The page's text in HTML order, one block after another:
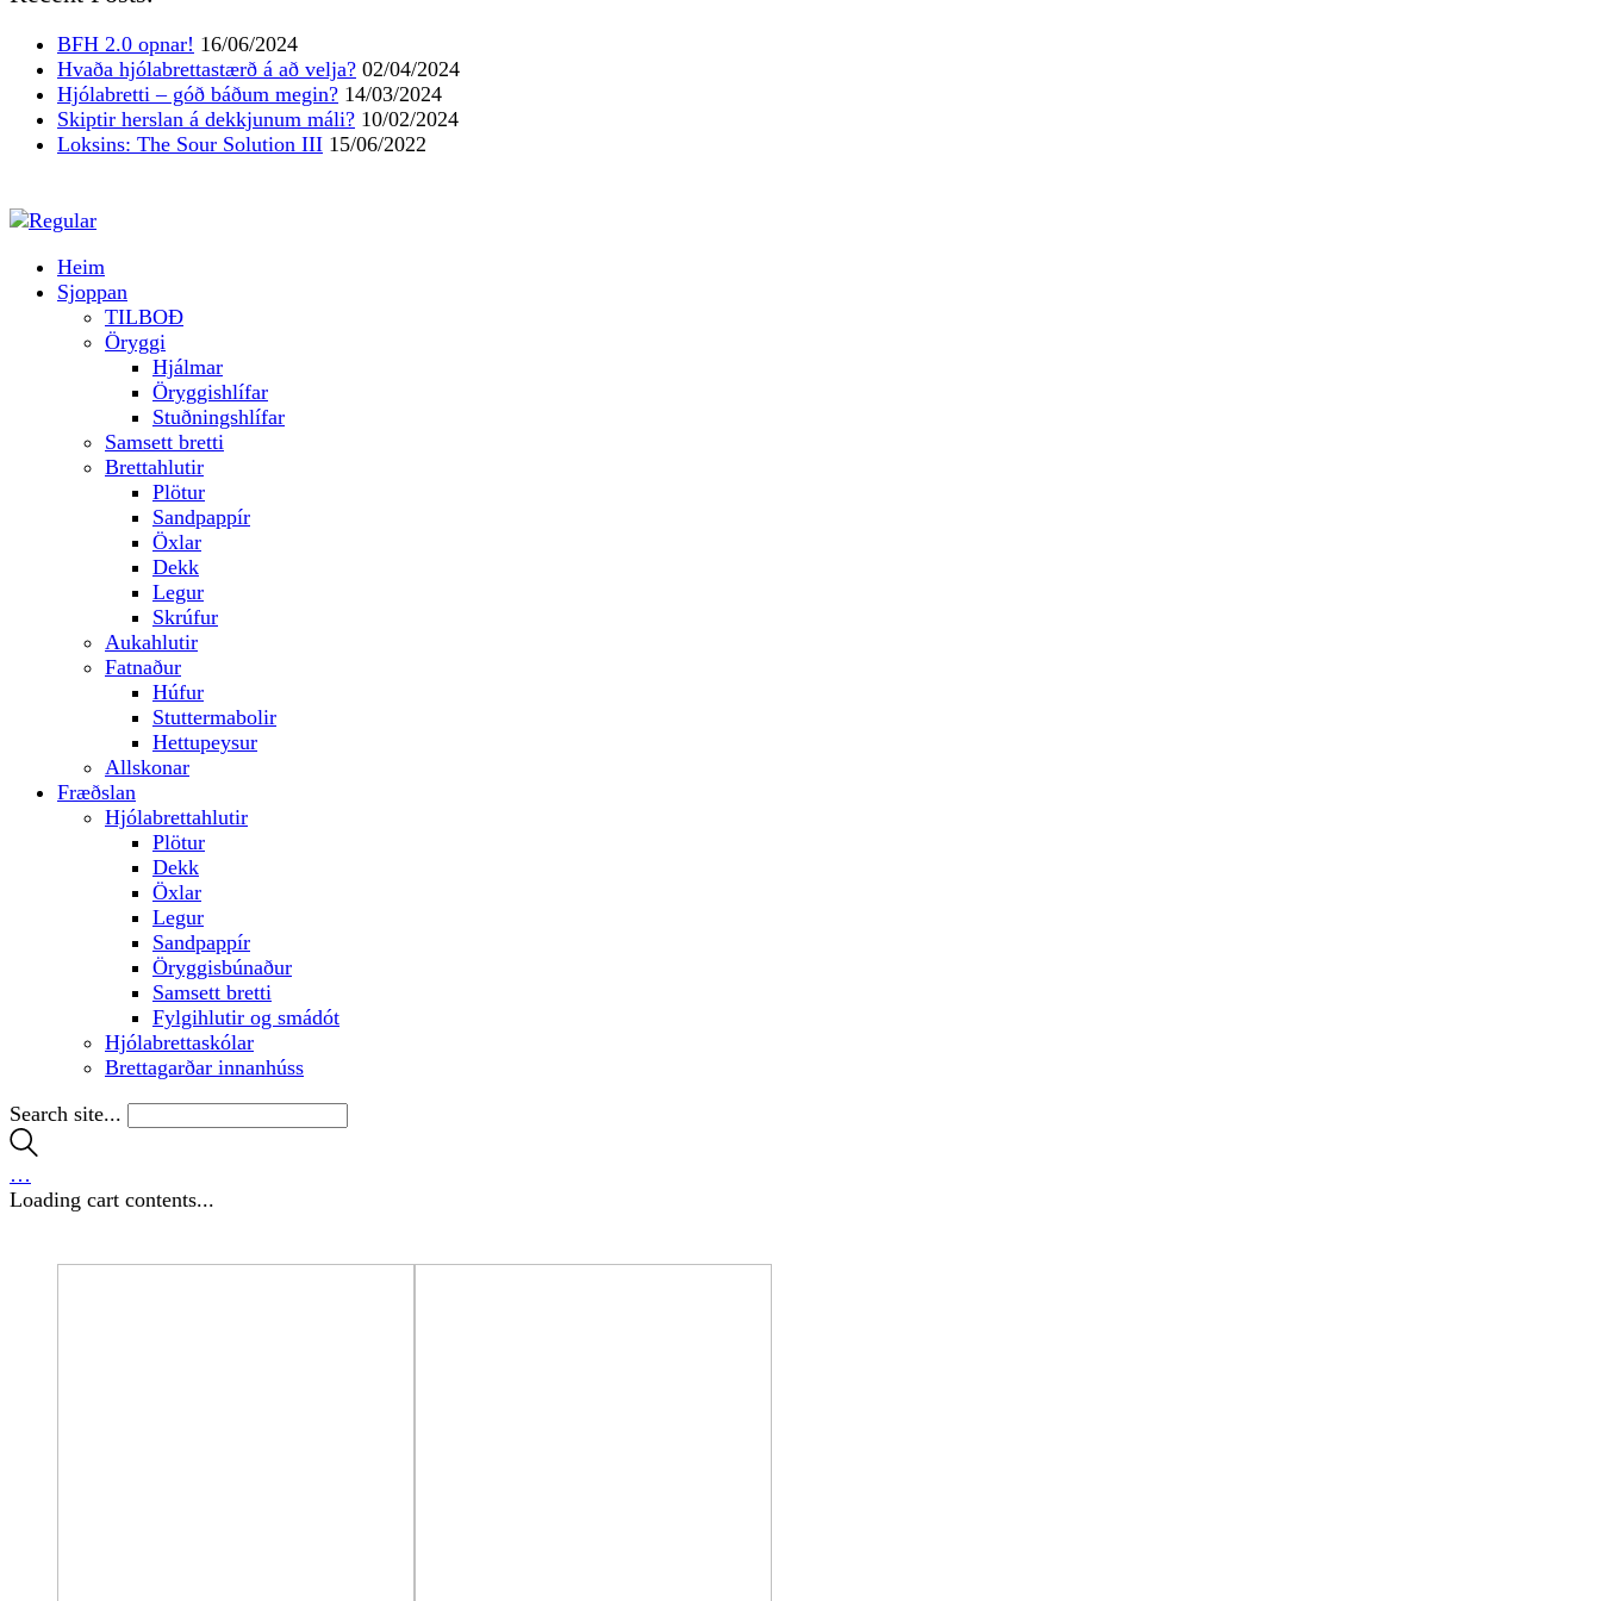
BFH 2.0 opnar! 16/06/2024
Hvaða hjólabrettastærð á að velja? 02/04/2024
Hjólabretti – góð báðum megin? 14/03/2024
Skiptir herslan á dekkjunum máli? 10/02/2024
Loksins: The Sour Solution III 15/06/2022
Heim
Sjoppan
TILBOÐ
Öryggi
Hjálmar
Öryggishlífar
Stuðningshlífar
Samsett bretti
Brettahlutir
Plötur
Sandpappír
Öxlar
Dekk
Legur
Skrúfur
Aukahlutir
Fatnaður
Húfur
Stuttermabolir
Hettupeysur
Allskonar
Fræðslan
Hjólabrettahlutir
Plötur
Dekk
Öxlar
Legur
Sandpappír
Öryggisbúnaður
Samsett bretti
Fylgihlutir og smádót
Hjólabrettaskólar
Brettagarðar innanhúss
Search site...
…
Loading cart contents...